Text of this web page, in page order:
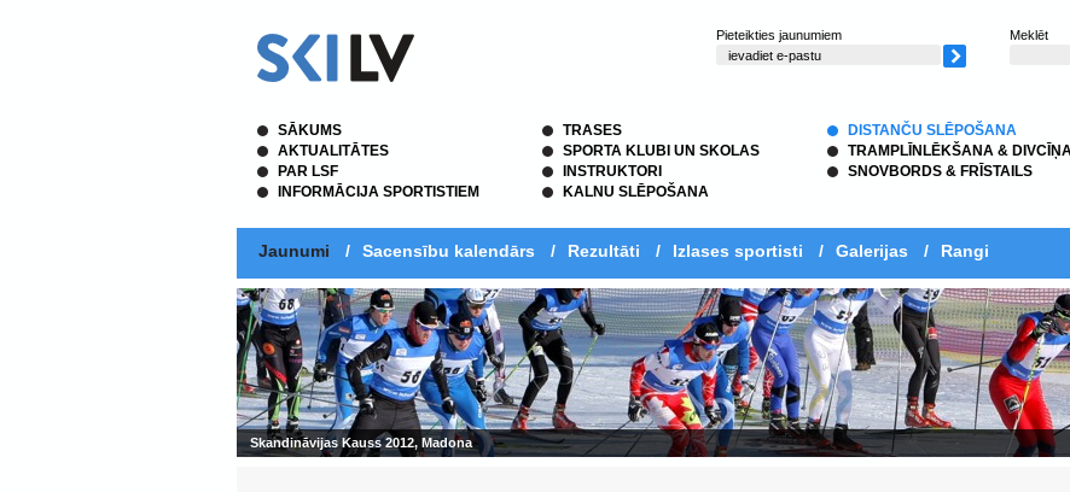
Pieteikties jaunumiem Meklēt
SĀKUMS
AKTUALITĀTES
PAR LSF
INFORMĀCIJA SPORTISTIEM
TRASES
SPORTA KLUBI UN SKOLAS
INSTRUKTORI
KALNU SLĒPOŠANA
DISTANČU SLĒPOŠANA
TRAMPLĪNLĒKŠANA &
SNOVBORDS & FRĪSTAILS
Jaunumi / Sacensību kalendārs / Rezultāti / Izlases sportisti / Galerijas / Rangi